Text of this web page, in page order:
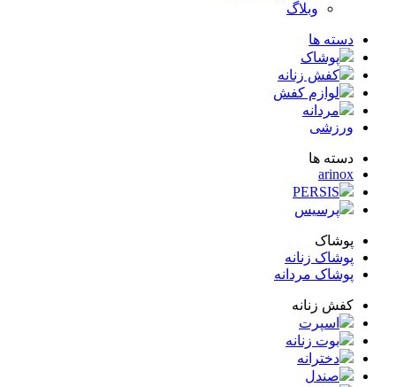
ها
پوشاک
کفش زنانه
لوازم کفش
مردانه
ها
PERSIS
پرسیس
زنانه
مردانه
زنانه
اسپرت
بوت زنانه
دخترانه
صندل